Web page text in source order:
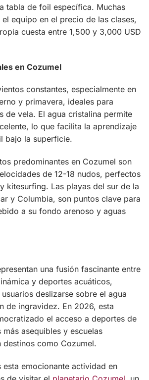
tabla de foil específica. Muchas
el equipo en el precio de las clases,
cuesta entre 1,500 y 3,000 USD
en Cozumel
constantes, especialmente en
y primavera, ideales para
de vela. El agua cristalina permite
lo que facilita la aprendizaje
bajo la superficie.
predominantes en Cozumel son
de 12-18 nudos, perfectos
kitesurfing. Las playas del sur de la
y Columbia, son puntos clave para
a su fondo arenoso y aguas
una fusión fascinante entre
y deportes acuáticos,
deslizarse sobre el agua
de ingravidez. En 2026, esta
el acceso a deportes de
asequibles y escuelas
destinos como Cozumel.
esta emocionante actividad en